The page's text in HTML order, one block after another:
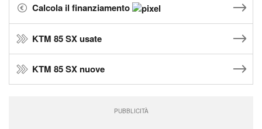
Calcola il finanziamento
KTM 85 SX usate
KTM 85 SX nuove
PUBBLICITÀ